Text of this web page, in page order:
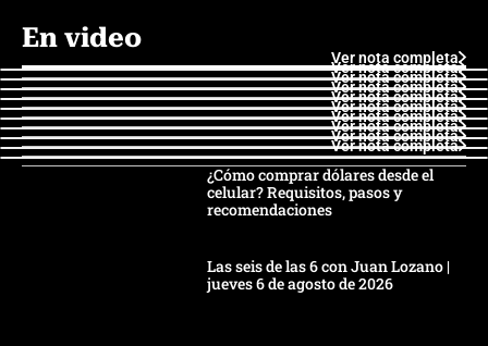
En video
Ver nota completa
Ver nota completa
Ver nota completa
Ver nota completa
Ver nota completa
Ver nota completa
Ver nota completa
Ver nota completa
Ver nota completa
Ver nota completa
¿Cómo comprar dólares desde el
celular? Requisitos, pasos y
recomendaciones
Las seis de las 6 con Juan Lozano |
jueves 6 de agosto de 2026